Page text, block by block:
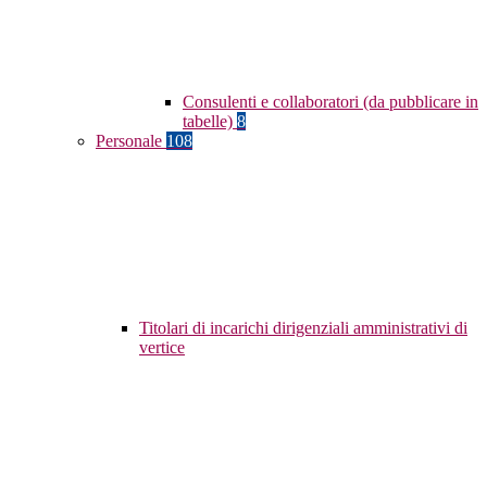
Consulenti e collaboratori (da pubblicare in
tabelle) 8
Personale 108
Titolari di incarichi dirigenziali amministrativi di
vertice